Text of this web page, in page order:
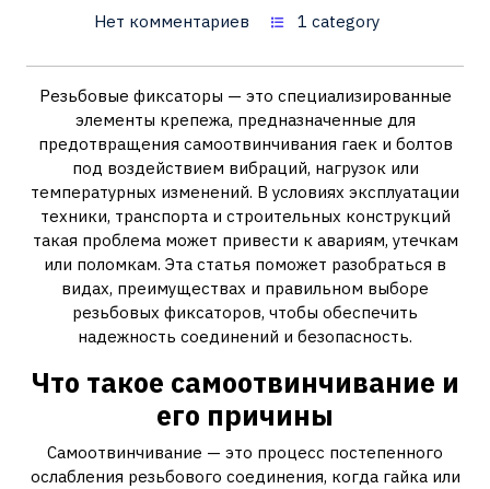
Нет комментариев
1 category
Резьбовые фиксаторы — это специализированные
элементы крепежа, предназначенные для
предотвращения самоотвинчивания гаек и болтов
под воздействием вибраций, нагрузок или
температурных изменений. В условиях эксплуатации
техники, транспорта и строительных конструкций
такая проблема может привести к авариям, утечкам
или поломкам. Эта статья поможет разобраться в
видах, преимуществах и правильном выборе
резьбовых фиксаторов, чтобы обеспечить
надежность соединений и безопасность.
Что такое самоотвинчивание и
его причины
Самоотвинчивание — это процесс постепенного
ослабления резьбового соединения, когда гайка или